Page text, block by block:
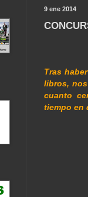
9 ene 2014
Tras
libros,
cuanto
tiempo en